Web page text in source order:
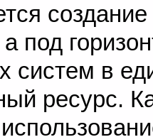
под
систем в
ресурс.